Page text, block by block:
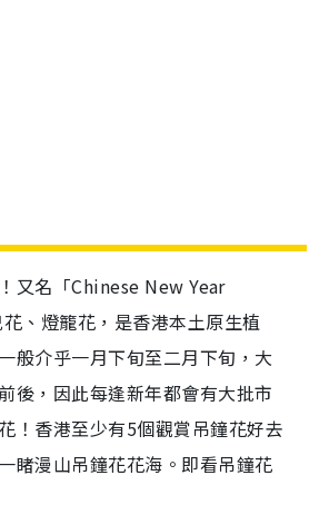
又名「Chinese New Year
、燈籠花，是香港本土原生植
般介乎一月下旬至二月下旬，大
後，因此每逢新年都會有大批市
！香港至少有5個觀賞吊鐘花好去
睹漫山吊鐘花花海。即看吊鐘花